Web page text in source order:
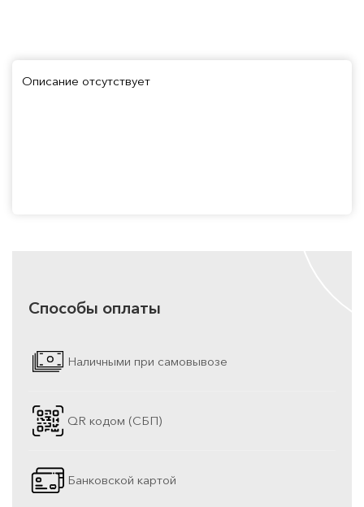
Описание отсутствует
Способы оплаты
Наличными при самовывозе
QR кодом (СБП)
Банковской картой